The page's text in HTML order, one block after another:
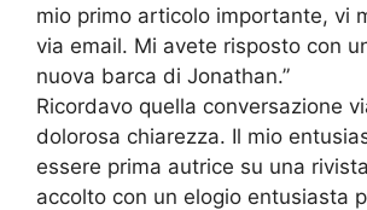
mio primo articolo importante, vi
via email. Mi avete risposto con
nuova barca di Jonathan.”
Ricordavo quella conversazione
dolorosa chiarezza. Il mio
essere prima autrice su una
accolto con un elogio entusiasta